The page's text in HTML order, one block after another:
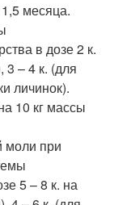
месяца.
в дозе 2 к.
3 – 4 к. (для
личинок).
10 кг массы
моли при
5 – 8 к. на